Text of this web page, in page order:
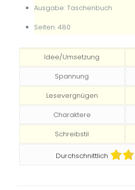
Ausgabe: Taschenbuch
Seiten: 480
Idee/Umsetzung
Spannung
Lesevergnügen
Charaktere
Schreibstil
Durchschnittlich